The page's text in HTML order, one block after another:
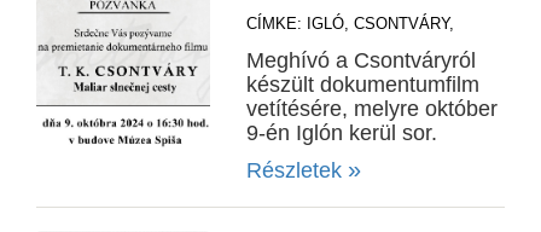
CÍMKE: IGLÓ,CSONTVÁRY,
Meghívó a Csontváryról
készült dokumentumfilm
vetítésére, melyre október
9-én Iglón kerül sor.
Részletek »